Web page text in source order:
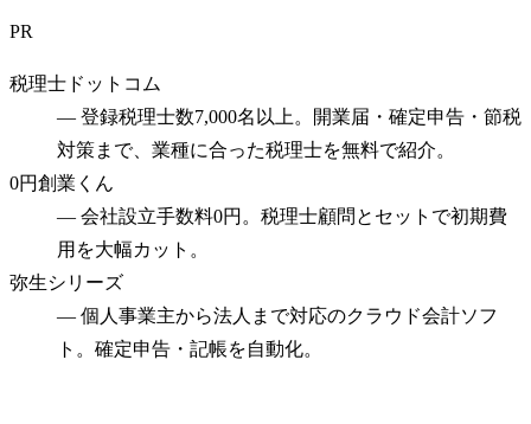
PR
税理士ドットコム
— 登録税理士数7,000名以上。開業届・確定申告・節税
対策まで、業種に合った税理士を無料で紹介。
0円創業くん
— 会社設立手数料0円。税理士顧問とセットで初期費
用を大幅カット。
弥生シリーズ
— 個人事業主から法人まで対応のクラウド会計ソフ
ト。確定申告・記帳を自動化。